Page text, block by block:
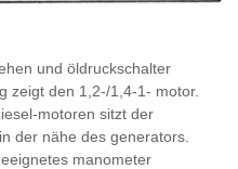
und öldruckschalter
zeigt den 1,2-/1,4-1- motor.
motoren sitzt der
der nähe des generators.
manometer